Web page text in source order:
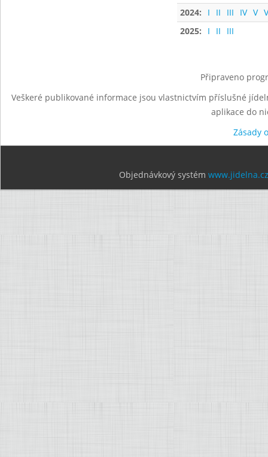
2024: I II III IV V
2025:
I II III
Připraveno
Veškeré publikované informace jsou vlastnictvím příslušné
aplikace do
Zásady
Objednávkový systém www.jidelna.cz